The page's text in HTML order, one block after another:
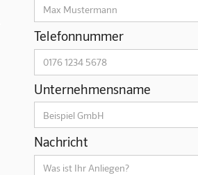
Telefonnummer
Unternehmensname
Nachricht